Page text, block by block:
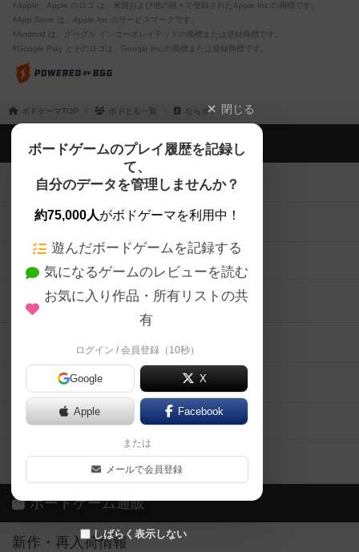
※Apple、Apple のロゴ は、米国および他の国々で登録されたApple Inc.の商標です。
※App Store は、Apple Inc.のサービスマークです。
※Android は、グーグル インコーポレイテッドの商標または登録商標です。
※Google Play とそのロゴは、Google Inc.の商標または登録商標です。
ボドゲーマTOP ボドとも一覧 ならボド 閉じる
ボードゲームのプレイ履歴を記録し
て、
自分のデータを管理しませんか？
約75,000人がボドゲーマを利用中！
遊んだボードゲームを記録する
気になるゲームのレビューを読む
お気に入り作品・所有リストの共
有
ログイン / 会員登録（10秒）
Google X
Apple Facebook
または
メールで会員登録
しばらく表示しない
ボドゲーマTOP
ボードゲームを検索する
ボードゲームの新着レビュー
ボードゲーム会情報
メカニクス特集
掲示板・トピックス
ボドとも・会員一覧
ボードゲーム業界コラム
ボドゲーマご利用案内
ボードゲーム通販
新作・再入荷情報